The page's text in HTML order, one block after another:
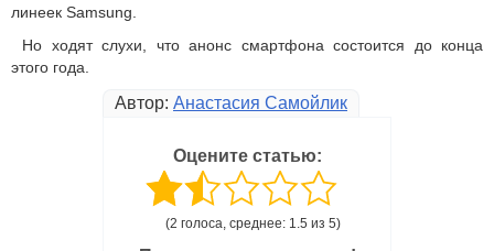
линеек Samsung.
Но ходят слухи, что анонс смартфона состоится до конца
этого года.
Автор: Анастасия Самойлик
Оцените статью:
(2 голоса, среднее: 1.5 из 5)